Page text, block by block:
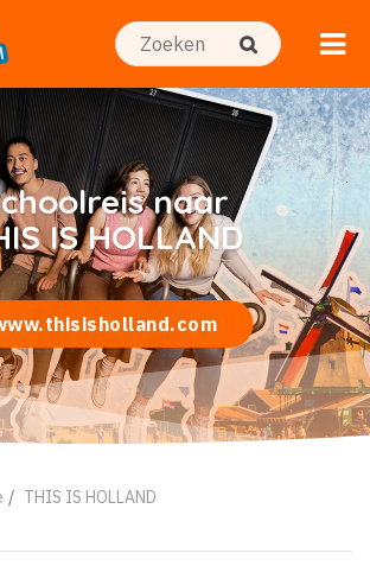
naar
IS HOLLAND
THIS IS HOLLAND